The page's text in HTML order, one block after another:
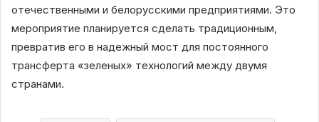
отечественными и белорусскими предприятиями. Это
мероприятие планируется сделать традиционным,
превратив его в надежный мост для постоянного
трансферта «зеленых» технологий между двумя
странами.